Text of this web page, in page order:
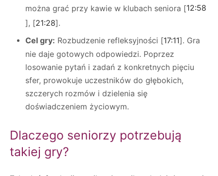
można grać przy kawie w klubach seniora [12:58
], [21:28].
Cel gry: Rozbudzenie refleksyjności [17:11]. Gra
nie daje gotowych odpowiedzi. Poprzez
losowanie pytań i zadań z konkretnych pięciu
sfer, prowokuje uczestników do głębokich,
szczerych rozmów i dzielenia się
doświadczeniem życiowym.
Dlaczego seniorzy potrzebują
takiej gry?